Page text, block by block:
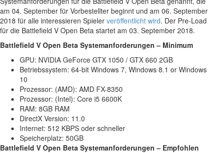
am 04. September für Vorbestellter beginnt und am 06. September
2018 für alle interessieren Spieler veröffentlicht wird. Der Pre-Load
für die Battlefield V Open Beta startet am 03. September 2018.
Battlefield V Open Beta Systemanforderungen – Minimum
GPU: NVIDIA GeForce GTX 1050 / GTX 660 2GB
Betriebssystem: 64-bit Windows 7, Windows 8.1 or Windows
10
Prozessor: (AMD): AMD FX-8350
Prozessor: (Intel): Core i5 6600K
RAM: 8GB RAM
DirectX Version: 11.0
Internet: 512 KBPS oder schneller
Speicherplatz: 50GB
Battlefield V Open Beta Systemanforderungen – Empfohlen